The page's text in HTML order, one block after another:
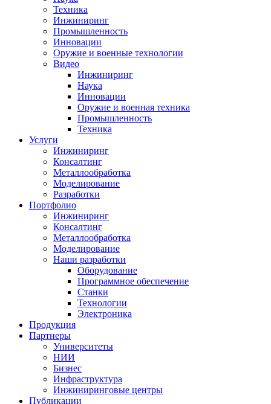
Техника
Инжиниринг
Промышленность
Инновации
Оружие и военные технологии
Видео
Инжиниринг
Наука
Инновации
Оружие и военная техника
Промышленность
Техника
Услуги
Инжиниринг
Консалтинг
Металлообработка
Моделирование
Разработки
Портфолио
Инжиниринг
Консалтинг
Металлообработка
Моделирование
Наши разработки
Оборудование
Программное обеспечение
Станки
Технологии
Электроника
Продукция
Партнеры
Университеты
НИИ
Бизнес
Инфраструктура
Инжиниринговые центры
Публикации